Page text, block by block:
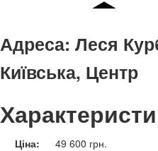
Адреса: Леся
Київська, Центр
Ціна:
49 600 грн.